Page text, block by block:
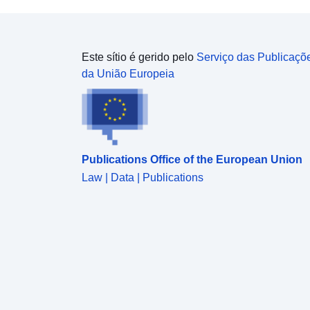
Este sítio é gerido pelo Serviço das
da União Europeia
Publications Office of the European Union
Law | Data | Publications